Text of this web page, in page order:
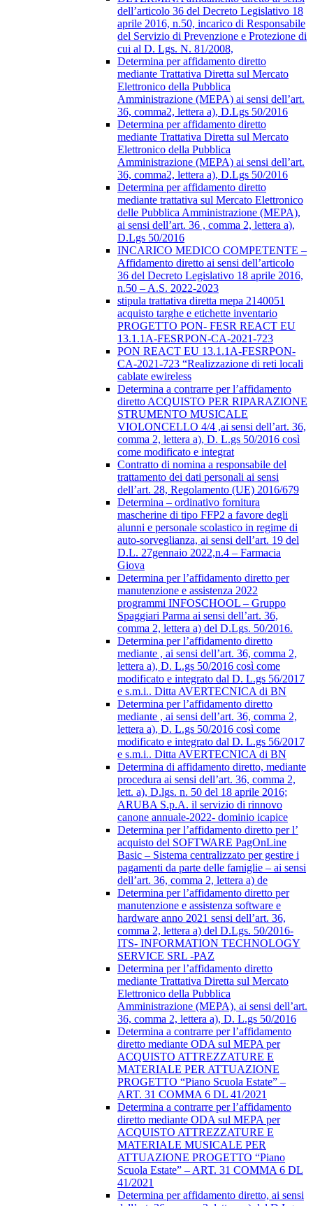
dell’articolo 36 del Decreto Legislativo 18
aprile 2016, n.50, incarico di Responsabile
del Servizio di Prevenzione e Protezione di
cui al D. Lgs. N. 81/2008,
Determina per affidamento diretto
mediante Trattativa Diretta sul Mercato
Elettronico della Pubblica
Amministrazione (MEPA) ai sensi dell’art.
36, comma2, lettera a), D.Lgs 50/2016
Determina per affidamento diretto
mediante Trattativa Diretta sul Mercato
Elettronico della Pubblica
Amministrazione (MEPA) ai sensi dell’art.
36, comma2, lettera a), D.Lgs 50/2016
Determina per affidamento diretto
mediante trattativa sul Mercato Elettronico
delle Pubblica Amministrazione (MEPA),
ai sensi dell’art. 36 , comma 2, lettera a),
D.Lgs 50/2016
INCARICO MEDICO COMPETENTE –
Affidamento diretto ai sensi dell’articolo
36 del Decreto Legislativo 18 aprile 2016,
n.50 – A.S. 2022-2023
stipula trattativa diretta mepa 2140051
acquisto targhe e etichette inventario
PROGETTO PON- FESR REACT EU
13.1.1A-FESRPON-CA-2021-723
PON REACT EU 13.1.1A-FESRPON-
CA-2021-723 “Realizzazione di reti locali
cablate ewireless
Determina a contrarre per l’affidamento
diretto ACQUISTO PER RIPARAZIONE
STRUMENTO MUSICALE
VIOLONCELLO 4/4 ,ai sensi dell’art. 36,
comma 2, lettera a), D. L.gs 50/2016 così
come modificato e integrat
Contratto di nomina a responsabile del
trattamento dei dati personali ai sensi
dell’art. 28, Regolamento (UE) 2016/679
Determina – ordinativo fornitura
mascherine di tipo FFP2 a favore degli
alunni e personale scolastico in regime di
auto-sorveglianza, ai sensi dell’art. 19 del
D.L. 27gennaio 2022,n.4 – Farmacia
Giova
Determina per l’affidamento diretto per
manutenzione e assistenza 2022
programmi INFOSCHOOL – Gruppo
Spaggiari Parma ai sensi dell’art. 36,
comma 2, lettera a) del D.Lgs. 50/2016.
Determina per l’affidamento diretto
mediante , ai sensi dell’art. 36, comma 2,
lettera a), D. L.gs 50/2016 così come
modificato e integrato dal D. L.gs 56/2017
e s.m.i.. Ditta AVERTECNICA di BN
Determina per l’affidamento diretto
mediante , ai sensi dell’art. 36, comma 2,
lettera a), D. L.gs 50/2016 così come
modificato e integrato dal D. L.gs 56/2017
e s.m.i.. Ditta AVERTECNICA di BN
Determina di affidamento diretto, mediante
procedura ai sensi dell’art. 36, comma 2,
lett. a), D.lgs. n. 50 del 18 aprile 2016;
ARUBA S.p.A. il servizio di rinnovo
canone annuale-2022- dominio icapice
Determina per l’affidamento diretto per l’
acquisto del SOFTWARE PagOnLine
Basic – Sistema centralizzato per gestire i
pagamenti da parte delle famiglie – ai sensi
dell’art. 36, comma 2, lettera a) de
Determina per l’affidamento diretto per
manutenzione e assistenza software e
hardware anno 2021 sensi dell’art. 36,
comma 2, lettera a) del D.Lgs. 50/2016-
ITS- INFORMATION TECHNOLOGY
SERVICE SRL -PAZ
Determina per l’affidamento diretto
mediante Trattativa Diretta sul Mercato
Elettronico della Pubblica
Amministrazione (MEPA), ai sensi dell’art.
36, comma 2, lettera a), D. L.gs 50/2016
Determina a contrarre per l’affidamento
diretto mediante ODA sul MEPA per
ACQUISTO ATTREZZATURE E
MATERIALE PER ATTUAZIONE
PROGETTO “Piano Scuola Estate” –
ART. 31 COMMA 6 DL 41/2021
Determina a contrarre per l’affidamento
diretto mediante ODA sul MEPA per
ACQUISTO ATTREZZATURE E
MATERIALE MUSICALE PER
ATTUAZIONE PROGETTO “Piano
Scuola Estate” – ART. 31 COMMA 6 DL
41/2021
Determina per affidamento diretto, ai sensi